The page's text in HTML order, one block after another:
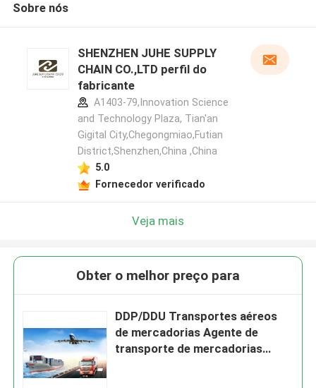
Sobre nós
SHENZHEN JUHE SUPPLY
CHAIN CO.,LTD perfil do
fabricante
A1403-79,Innovation Science
and Technology Plaza, Tian'an
Gigital City,Chegongmiao,Futian
District,Shenzhen,China ,China
5.0
Fornecedor verificado
Veja mais
Obter o melhor preço para
DDP/DDU Transportes aéreos
de mercadorias Agente de
transporte de mercadorias